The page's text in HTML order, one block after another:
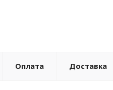
Оплата Доставка